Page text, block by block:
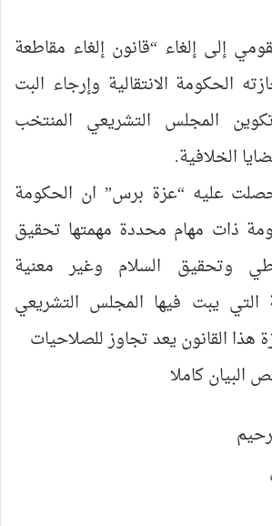
إلى إلغاء “قانون إلغاء مقاطعة
الحكومة الانتقالية وإرجاء البت
المجلس التشريعي المنتخب
الخلافية.
عليه “عزة برس” ان الحكومة
ذات مهام محددة مهمتها تحقيق
وتحقيق السلام وغير معنية
التي يبت فيها المجلس التشريعي
هذا القانون يعد تجاوز للصلاحيات
البيان كاملا